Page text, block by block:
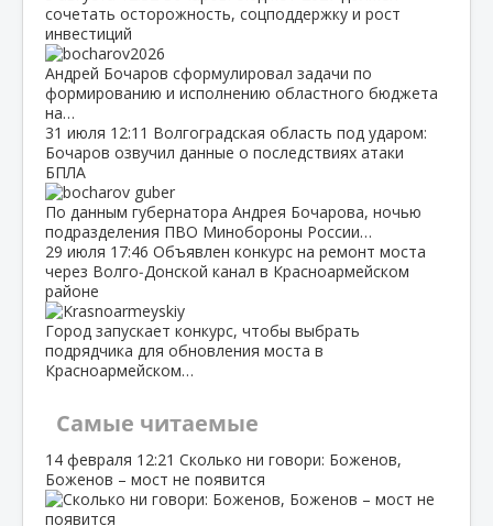
сочетать осторожность, соцподдержку и рост
инвестиций
Андрей Бочаров сформулировал задачи по
формированию и исполнению областного бюджета
на…
31 июля 12:11 Волгоградская область под ударом:
Бочаров озвучил данные о последствиях атаки
БПЛА
По данным губернатора Андрея Бочарова, ночью
подразделения ПВО Минобороны России…
29 июля 17:46 Объявлен конкурс на ремонт моста
через Волго‑Донской канал в Красноармейском
районе
Город запускает конкурс, чтобы выбрать
подрядчика для обновления моста в
Красноармейском…
Самые читаемые
14 февраля 12:21 Сколько ни говори: Боженов,
Боженов – мост не появится